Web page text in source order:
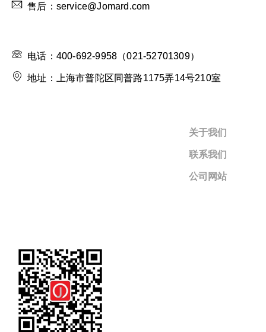
售后：service@Jomard.com
电话：400-692-9958（021-52701309）
地址：上海市普陀区同普路1175弄14号210室
关于我们
联系我们
公司网站